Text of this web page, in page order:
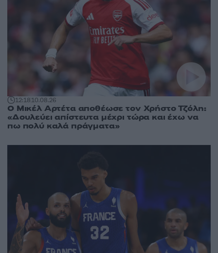
12:1810.08.26
Ο Μικέλ Αρτέτα αποθέωσε τον Χρήστο Τζόλη:
«Δουλεύει απίστευτα μέχρι τώρα και έχω να
πω πολύ καλά πράγματα»